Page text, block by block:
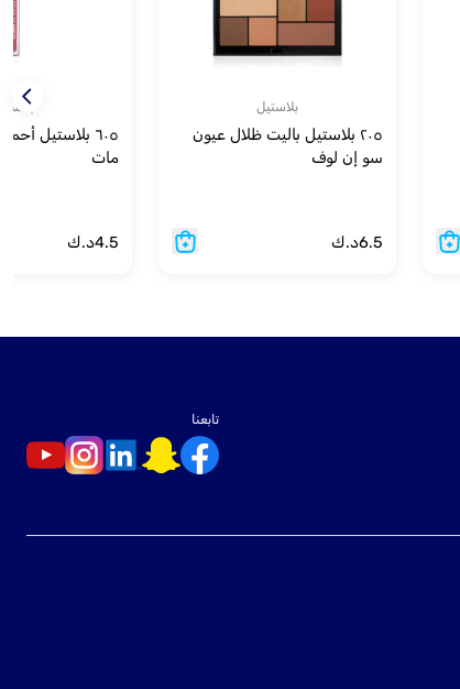
بلاستيل
٢٠٥ بلاستيل باليت ظلال عيون
سو إن لوف
6.5د.ك
٦٠٥ بلاستيل
مات
4.5د.ك
تابعنا